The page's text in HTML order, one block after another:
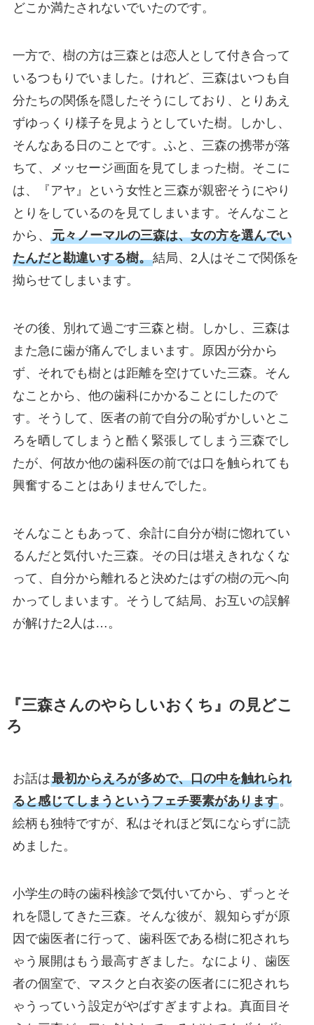
どこか満たされないでいたのです。
一方で、樹の方は三森とは恋人として付き合って
いるつもりでいました。けれど、三森はいつも自
分たちの関係を隠したそうにしており、とりあえ
ずゆっくり様子を見ようとしていた樹。しかし、
そんなある日のことです。ふと、三森の携帯が落
ちて、メッセージ画面を見てしまった樹。そこに
は、『アヤ』という女性と三森が親密そうにやり
とりをしているのを見てしまいます。そんなこと
から、 元々ノーマルの三森は、女の方を選んでい
たんだと勘違いする樹。結局、2人はそこで関係を
拗らせてしまいます。
その後、別れて過ごす三森と樹。しかし、三森は
また急に歯が痛んでしまいます。原因が分から
ず、それでも樹とは距離を空けていた三森。そん
なことから、他の歯科にかかることにしたので
す。そうして、医者の前で自分の恥ずかしいとこ
ろを晒してしまうと酷く緊張してしまう三森でし
たが、何故か他の歯科医の前では口を触られても
興奮することはありませんでした。
そんなこともあって、余計に自分が樹に惚れてい
るんだと気付いた三森。その日は堪えきれなくな
って、自分から離れると決めたはずの樹の元へ向
かってしまいます。そうして結局、お互いの誤解
が解けた2人は…。
『三森さんのやらしいおくち』の見どこ
ろ
お話は最初からえろが多めで、口の中を触れられ
ると感じてしまうというフェチ要素があります。
絵柄も独特ですが、私はそれほど気にならずに読
めました。
小学生の時の歯科検診で気付いてから、ずっとそ
れを隠してきた三森。そんな彼が、親知らずが原
因で歯医者に行って、歯科医である樹に犯されち
ゃう展開はもう最高すぎました。なにより、歯医
者の個室で、マスクと白衣姿の医者にに犯されち
ゃうっていう設定がやばすぎますよね。真面目そ